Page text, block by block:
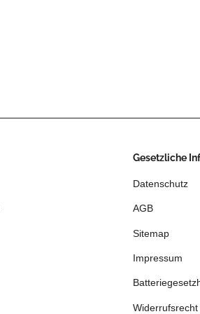
Gesetzliche
Datenschutz
AGB
Sitemap
Impressum
Widerrufsrecht